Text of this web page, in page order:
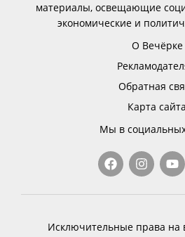
материалы, освещающие
экономические и
О Вечёрке
Обратная
Карта сайта
Мы в
Исключительные права на